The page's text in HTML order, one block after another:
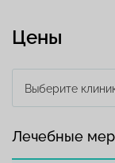
Цены
Выберите
Лечебные